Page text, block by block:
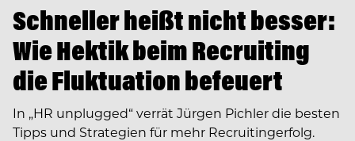
Schneller heißt nicht besser:
Wie Hektik beim Recruiting
die Fluktuation befeuert
In ­„HR unplugged“ verrät Jürgen Pichler die besten
Tipps und Strategien für mehr Recruitingerfolg.